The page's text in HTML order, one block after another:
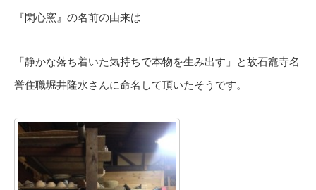
『閑心窯』の名前の由来は
「静かな落ち着いた気持ちで本物を生み出す」と故石龕寺名
誉住職堀井隆水さんに命名して頂いたそうです。